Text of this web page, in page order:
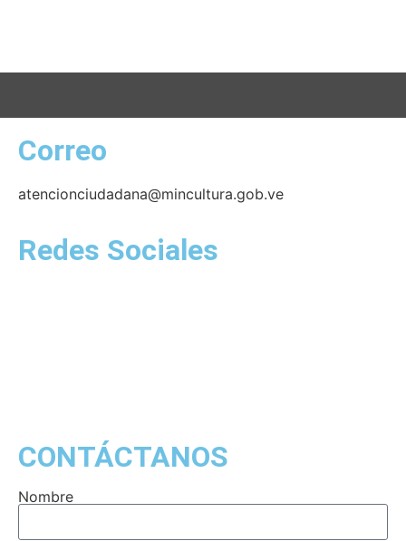
Correo
atencionciudadana@mincultura.gob.ve
Redes Sociales
CONTÁCTANOS
Nombre